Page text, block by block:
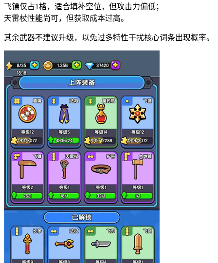
飞镖仅占1格，适合填补空位，但攻击力偏低；
天雷杖性能尚可，但获取成本过高。
其余武器不建议升级，以免过多特性干扰核心词条出现概率。